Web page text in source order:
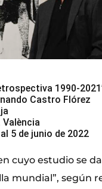
1990-
Castro Flórez
València
5 de junio de 2022
cuyo estudio se
mundial”, según